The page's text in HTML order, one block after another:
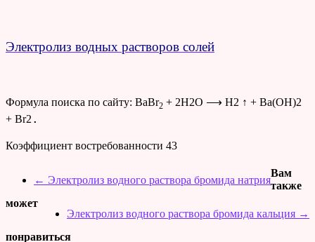
Электролиз водных растворов солей
Формула поиска по сайту: BaBr2 + 2H2O ⟶ H2 ↑ + Ba(OH)2
+ Br2 .
Коэффициент востребованности 43
← Электролиз водного раствора бромида натрия
Электролиз водного раствора бромида кальция →
Вам
также
может
понравиться